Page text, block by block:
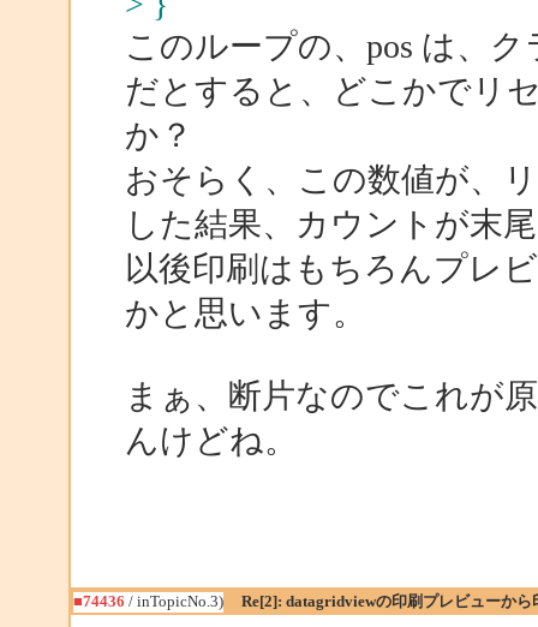
このループの、pos は、
だとすると、どこかでリ
か？
おそらく、この数値が、
した結果、カウントが末
以後印刷はもちろんプレ
かと思います。
まぁ、断片なのでこれが
んけどね。
■74436 / inTopicNo.3) Re[2]: datagridviewの印刷プレビューから